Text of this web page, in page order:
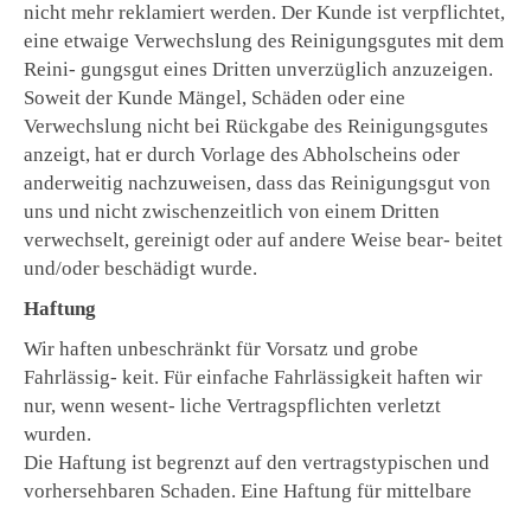
nicht mehr reklamiert werden. Der Kunde ist verpflichtet,
eine etwaige Verwechslung des Reinigungsgutes mit dem
Reini- gungsgut eines Dritten unverzüglich anzuzeigen.
Soweit der Kunde Mängel, Schäden oder eine
Verwechslung nicht bei Rückgabe des Reinigungsgutes
anzeigt, hat er durch Vorlage des Abholscheins oder
anderweitig nachzuweisen, dass das Reinigungsgut von
uns und nicht zwischenzeitlich von einem Dritten
verwechselt, gereinigt oder auf andere Weise bear- beitet
und/oder beschädigt wurde.
Haftung
Wir haften unbeschränkt für Vorsatz und grobe
Fahrlässig- keit. Für einfache Fahrlässigkeit haften wir
nur, wenn wesent- liche Vertragspflichten verletzt
wurden.
Die Haftung ist begrenzt auf den vertragstypischen und
vorhersehbaren Schaden. Eine Haftung für mittelbare